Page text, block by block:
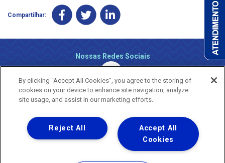
Compartilhar:
Nossas Redes Sociais
Uma empresa
Copyright ® 2026 - Todos os Direitos Reservados.
Nossa natureza movimenta a vida
By clicking “Accept All Cookies”, you agree to the storing of
cookies on your device to enhance site navigation, analyze
site usage, and assist in our marketing efforts.
Accept All
Cookies
Reject All